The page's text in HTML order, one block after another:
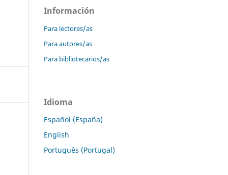
Información
Para lectores/as
Para autores/as
Para bibliotecarios/as
Idioma
Español (España)
English
Português (Portugal)